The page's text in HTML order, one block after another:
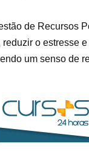
de Recursos
o estresse
um senso de